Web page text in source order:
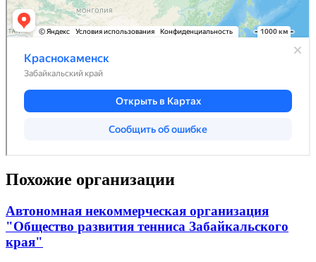
Похожие организации
Автономная некоммерческая организация
"Общество развития тенниса Забайкальского
края"